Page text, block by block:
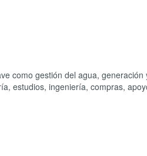
como gestión del agua, generación
estudios, ingeniería, compras,